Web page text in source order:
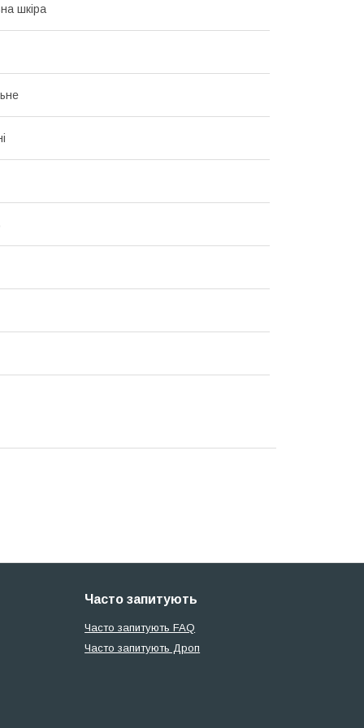
шкіра
Часто запитують
Часто запитують FAQ
Часто запитують Дроп